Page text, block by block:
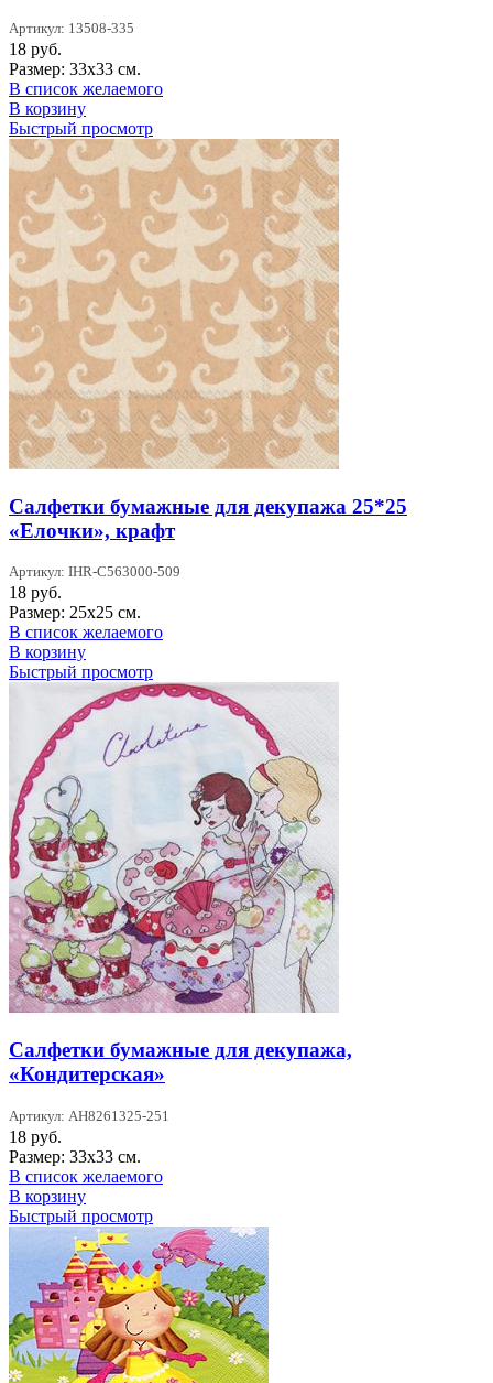
Артикул: 13508-335
18 руб.
Размер: 33х33 см.
В список желаемого
В корзину
Быстрый просмотр
Салфетки бумажные для декупажа 25*25
«Елочки», крафт
Артикул: IHR-C563000-509
18 руб.
Размер: 25х25 см.
В список желаемого
В корзину
Быстрый просмотр
Салфетки бумажные для декупажа,
«Кондитерская»
Артикул: AH8261325-251
18 руб.
Размер: 33х33 см.
В список желаемого
В корзину
Быстрый просмотр